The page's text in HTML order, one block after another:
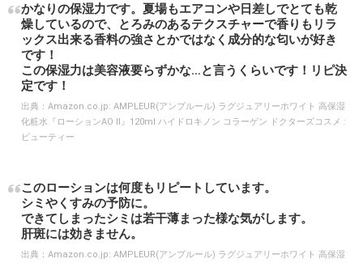
かなりの保湿力です。夏場もエアコンや日差しでとても乾
燥しているので、とろみのあるテクスチャーで香りもリラ
ックス出来る香料の強さとかではなく成分的な匂いが好き
です！
この保湿力は美容液要らずかな…と言うくらいです！リピ決
定です！
出典： Amazon.co.jp: AMPLEUR(アンプルール) ラグジュアリーホワイト 高保湿
化粧水『ローションAO II』120ml ハイドロキノン コラーゲン ドクターズコスメ :
ビューティー
このローションは何度もリピートしています。
シミやくすみの予防に。
できてしまったシミは若干薄まった様な気がします。
肝斑には効きません。
出典： Amazon.co.jp: AMPLEUR(アンプルール) ラグジュアリーホワイト 高保湿